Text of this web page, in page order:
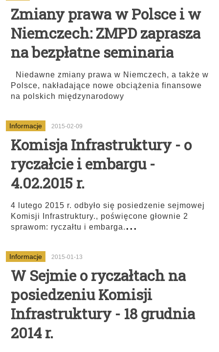
Zmiany prawa w Polsce i w
Niemczech: ZMPD zaprasza
na bezpłatne seminaria
Niedawne zmiany prawa w Niemczech, a także w
Polsce, nakładające nowe obciążenia finansowe
na polskich międzynarodowy
Informacje 2015-02-09
Komisja Infrastruktury - o
ryczałcie i embargu -
4.02.2015 r.
4 lutego 2015 r. odbyło się posiedzenie sejmowej
Komisji Infrastruktury., poświęcone głownie 2
sprawom: ryczałtu i embarga....
Informacje 2015-01-13
W Sejmie o ryczałtach na
posiedzeniu Komisji
Infrastruktury - 18 grudnia
2014 r.